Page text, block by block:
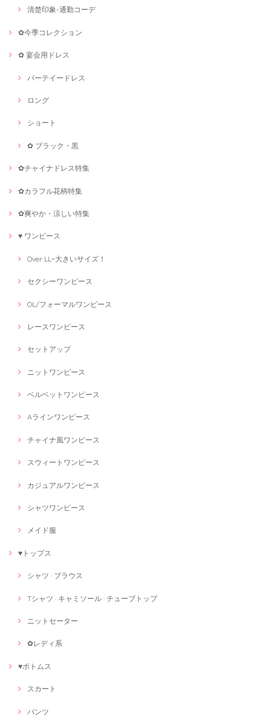
清楚印象-通勤コーデ
✿今季コレクション
✿ 宴会用ドレス
パーテイードレス
ロング
ショート
✿ ブラック・黒
✿チャイナドレス特集
✿カラフル花柄特集
✿爽やか・涼しい特集
♥ ワンピース
Over LL~大きいサイズ！
セクシーワンピース
OL/フォーマルワンピース
レースワンピース
セットアップ
ニットワンピース
ベルベットワンピース
Aラインワンピース
チャイナ風ワンピース
スウィートワンピース
カジュアルワンピース
シャツワンピース
メイド服
♥トップス
シャツ · ブラウス
Tシャツ · キャミソール · チューブトップ
ニットセーター
✿レディ系
♥ボトムス
スカート
パンツ